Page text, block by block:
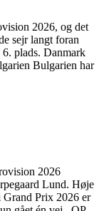
2026, og det
sejr langt foran
plads. Danmark
Bulgarien har
2026
Lund. Høje
Prix 2026 er